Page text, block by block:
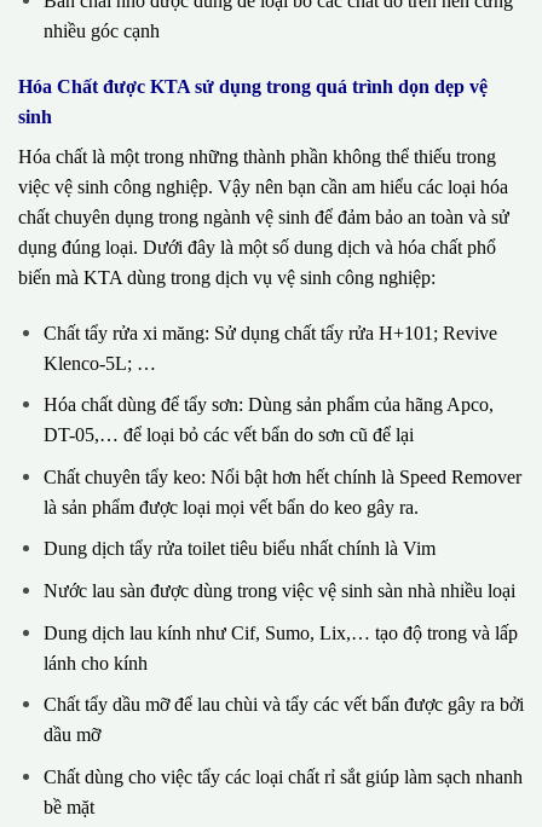
nhiều góc cạnh
Hóa Chất được KTA sử dụng trong quá trình dọn dẹp vệ
sinh
Hóa chất là một trong những thành phần không thể thiếu trong
việc vệ sinh công nghiệp. Vậy nên bạn cần am hiểu các loại hóa
chất chuyên dụng trong ngành vệ sinh để đảm bảo an toàn và sử
dụng đúng loại. Dưới đây là một số dung dịch và hóa chất phổ
biến mà KTA dùng trong dịch vụ vệ sinh công nghiệp:
Chất tẩy rửa xi măng: Sử dụng chất tẩy rửa H+101; Revive
Klenco-5L; …
Hóa chất dùng để tẩy sơn: Dùng sản phẩm của hãng Apco,
DT-05,… để loại bỏ các vết bẩn do sơn cũ để lại
Chất chuyên tẩy keo: Nổi bật hơn hết chính là Speed Remover
là sản phẩm được loại mọi vết bẩn do keo gây ra.
Dung dịch tẩy rửa toilet tiêu biểu nhất chính là Vim
Nước lau sàn được dùng trong việc vệ sinh sàn nhà nhiều loại
Dung dịch lau kính như Cif, Sumo, Lix,… tạo độ trong và lấp
lánh cho kính
Chất tẩy dầu mỡ để lau chùi và tẩy các vết bẩn được gây ra bởi
dầu mỡ
Chất dùng cho việc tẩy các loại chất rỉ sắt giúp làm sạch nhanh
bề mặt